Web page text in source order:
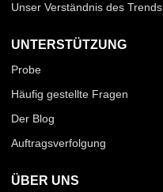
Unser Verständnis des Trends
UNTERSTÜTZUNG
Probe
Häufig gestellte Fragen
Der Blog
Auftragsverfolgung
ÜBER UNS